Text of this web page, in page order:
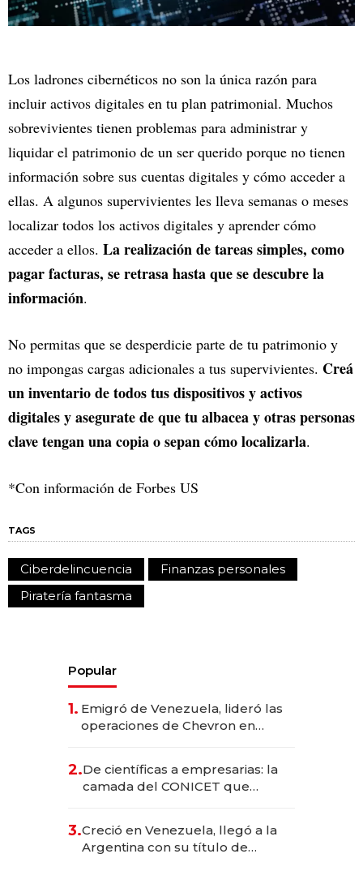
Los ladrones cibernéticos no son la única razón para
incluir activos digitales en tu plan patrimonial. Muchos
sobrevivientes tienen problemas para administrar y
liquidar el patrimonio de un ser querido porque no tienen
información sobre sus cuentas digitales y cómo acceder a
ellas. A algunos supervivientes les lleva semanas o meses
localizar todos los activos digitales y aprender cómo
acceder a ellos. La realización de tareas simples, como
pagar facturas, se retrasa hasta que se descubre la
información.
No permitas que se desperdicie parte de tu patrimonio y
no impongas cargas adicionales a tus supervivientes. Creá
un inventario de todos tus dispositivos y activos
digitales y asegurate de que tu albacea y otras personas
clave tengan una copia o sepan cómo localizarla.
*Con información de Forbes US
TAGS
Ciberdelincuencia
Finanzas personales
Piratería fantasma
Popular
1. Emigró de Venezuela, lideró las
operaciones de Chevron en
2.De científicas a empresarias: la
camada del CONICET que
3.Creció en Venezuela, llegó a la
Argentina con su título de